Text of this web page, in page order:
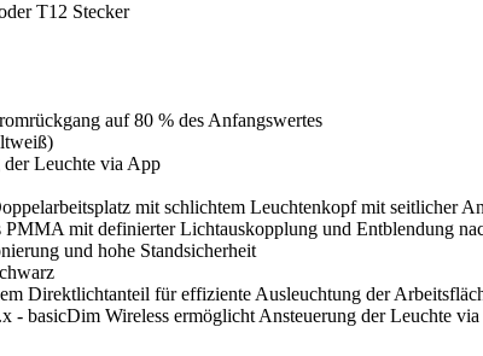
T12 Stecker
auf 80 % des Anfangswertes
Leuchte via App
mit schlichtem Leuchtenkopf mit seitlicher
mit definierter Lichtauskopplung und Entblendung
und hohe Standsicherheit
Direktlichtanteil für effiziente Ausleuchtung der
basicDim Wireless ermöglicht Ansteuerung der Leuchte